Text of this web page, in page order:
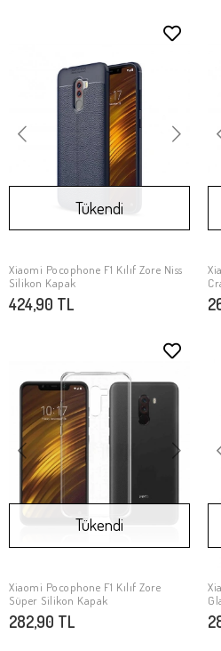
Stokta Yok
Tükendi
Xiaomi Pocophone F1 Kılıf Zore Niss
Silikon Kapak
424,90 TL
Stokta Yok
Tükendi
Xiaomi Pocophone F1 Kılıf Zore
Süper Silikon Kapak
282,90 TL